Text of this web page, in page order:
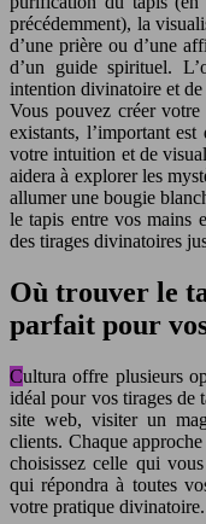
précédemment), la
d’une prière ou d’une
d’un guide spirituel.
intention divinatoire et
Vous pouvez créer
existants, l’important
votre intuition et de
aidera à explorer les
allumer une bougie
le tapis entre vos mains
des tirages divinatoires
Où trouver le
parfait pour
Cultura offre plusieurs options pour trouver le tapis de cartomancie
idéal pour vos tirages de
site web, visiter un
clients. Chaque
choisissez celle qui
qui répondra à toutes
votre pratique divinatoire.